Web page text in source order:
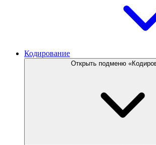
Кодирование
Открыть подменю